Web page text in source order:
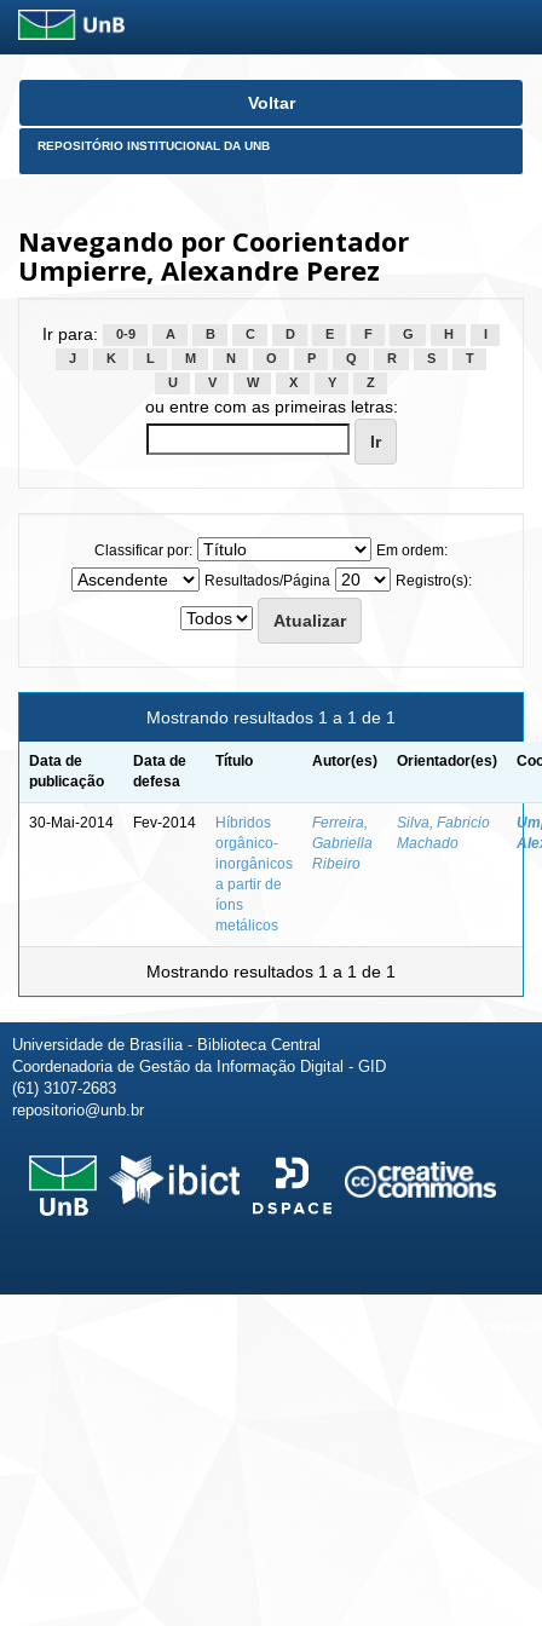
Skip
Voltar
REPOSITÓRIO INSTITUCIONAL DA UNB
Navegando por Coorientador
Umpierre, Alexandre Perez
Ir para: 0-9 A B C D E F G H
J
K L M N O P Q R S
T
U
V W X Y Z
ou entre com as primeiras letras:
Classificar por:
Em ordem:
Resultados/Página
Registro(s):
Mostrando resultados 1 a 1 de 1
Data de
publicação
Data de
defesa
Título Autor(es) Orientador(es)
30-Mai-2014 Fev-2014
Híbridos
orgânico-
inorgânicos
a partir de
íons
metálicos
Ferreira,
Gabriella
Ribeiro
Silva, Fabricio
Machado
Mostrando resultados 1 a 1 de 1
Universidade de Brasília - Biblioteca Central
Coordenadoria de Gestão da Informação Digital - GID
(61) 3107-2683
repositorio@unb.br